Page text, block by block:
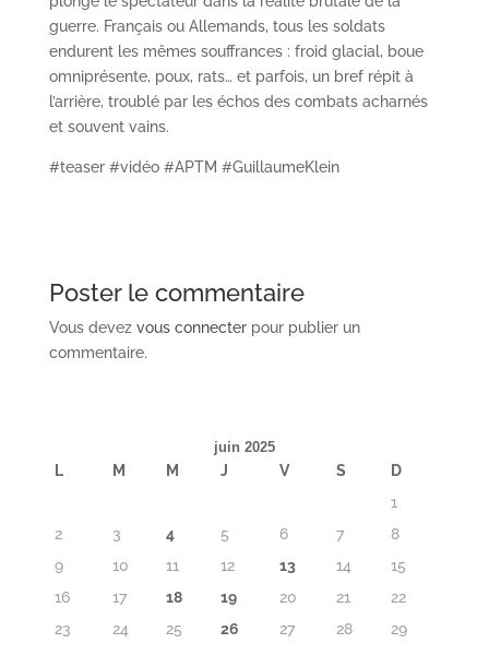
guerre. Français ou Allemands, tous les soldats
endurent les mêmes souffrances : froid glacial, boue
omniprésente, poux, rats… et parfois, un bref répit à
l’arrière, troublé par les échos des combats acharnés
et souvent vains.
#teaser #vidéo #APTM #GuillaumeKlein
Poster le commentaire
Vous devez vous connecterpour publier un
commentaire.
juin 2025
L M M J V S
D
1
2
3 4 5 6 7
8
9
10 11 12 13 14
15
16
17 18 19 20 21
22
23
24 25 26 27 28
29